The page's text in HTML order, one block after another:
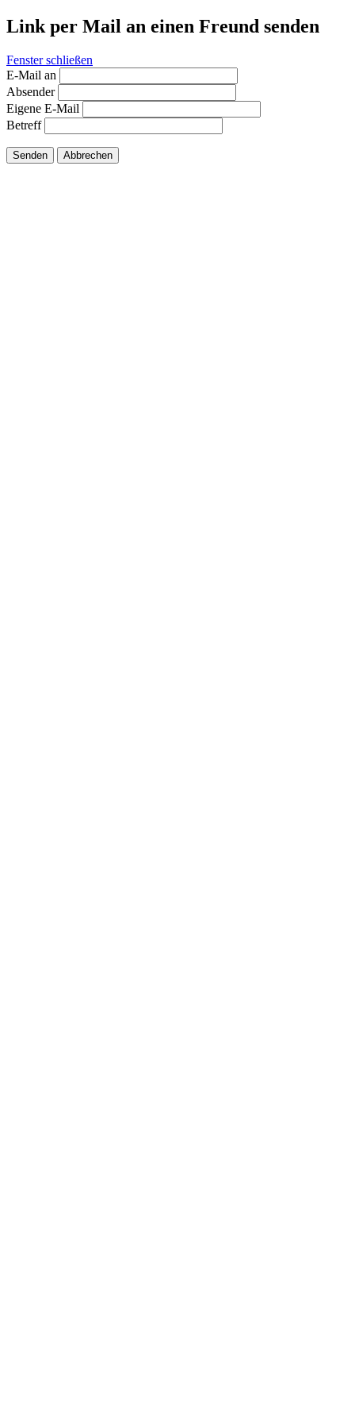
Link per Mail an einen Freund senden
Fenster schließen
E-Mail an
Absender
Eigene E-Mail
Betreff
Senden Abbrechen